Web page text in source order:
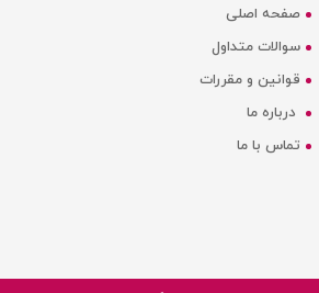
صفحه اصلی
سوالات متداول
قوانین و مقررات
درباره ما
تماس با ما